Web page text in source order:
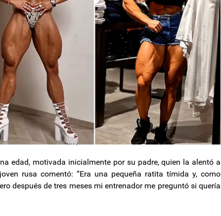
edad, motivada inicialmente por su padre, quien la alentó a
rusa comentó: “Era una pequeña ratita tímida y, como
después de tres meses mi entrenador me preguntó si quería